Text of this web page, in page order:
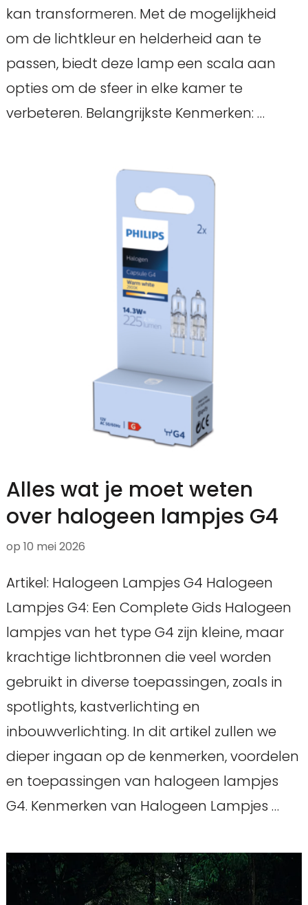
kan transformeren. Met de mogelijkheid
om de lichtkleur en helderheid aan te
passen, biedt deze lamp een scala aan
opties om de sfeer in elke kamer te
verbeteren. Belangrijkste Kenmerken: …
Alles wat je moet weten
over halogeen lampjes G4
op 10 mei 2026
Artikel: Halogeen Lampjes G4 Halogeen
Lampjes G4: Een Complete Gids Halogeen
lampjes van het type G4 zijn kleine, maar
krachtige lichtbronnen die veel worden
gebruikt in diverse toepassingen, zoals in
spotlights, kastverlichting en
inbouwverlichting. In dit artikel zullen we
dieper ingaan op de kenmerken, voordelen
en toepassingen van halogeen lampjes
G4. Kenmerken van Halogeen Lampjes …